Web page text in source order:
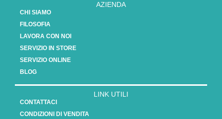
AZIENDA
CHI SIAMO
FILOSOFIA
LAVORA CON NOI
SERVIZIO IN STORE
SERVIZIO ONLINE
BLOG
LINK UTILI
CONTATTACI
CONDIZIONI DI VENDITA